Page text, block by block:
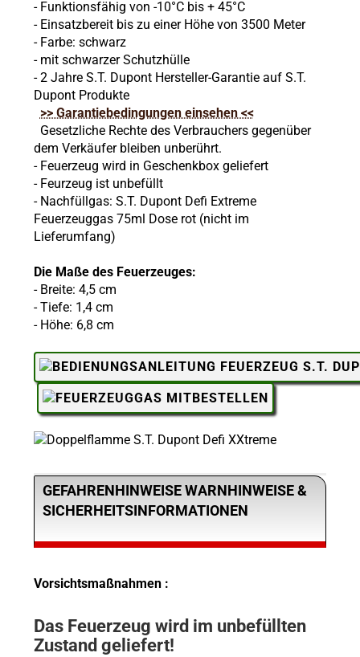
- Funktionsfähig von -10°C bis + 45°C
- Einsatzbereit bis zu einer Höhe von 3500 Meter
- Farbe: schwarz
- mit schwarzer Schutzhülle
- 2 Jahre S.T. Dupont Hersteller-Garantie auf S.T.
Dupont Produkte
>> Garantiebedingungen einsehen <<
Gesetzliche Rechte des Verbrauchers gegenüber
dem Verkäufer bleiben unberührt.
- Feuerzeug wird in Geschenkbox geliefert
- Feurzeug ist unbefüllt
- Nachfüllgas: S.T. Dupont Defi Extreme
Feuerzeuggas 75ml Dose rot (nicht im
Lieferumfang)
Die Maße des Feuerzeuges:
- Breite: 4,5 cm
- Tiefe: 1,4 cm
- Höhe: 6,8 cm
GEFAHRENHINWEISE WARNHINWEISE &
SICHERHEITSINFORMATIONEN
Vorsichtsmaßnahmen :
Das Feuerzeug wird im unbefüllten
Zustand geliefert!